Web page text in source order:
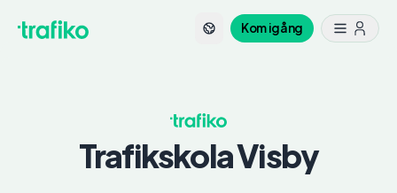
Kom igång
TrafikskolaVisby